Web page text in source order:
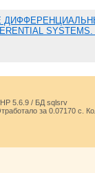
SYSTEMS.
5.6.9 / БД sqlsrv
за 0.07170 с.